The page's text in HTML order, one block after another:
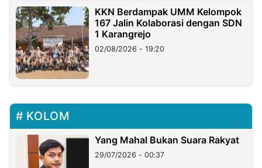
KKN Berdampak UMM Kelompok
167 Jalin Kolaborasi dengan SDN
1 Karangrejo
02/08/2026 - 19:20
KOLOM
Yang Mahal Bukan Suara Rakyat
29/07/2026 - 00:37